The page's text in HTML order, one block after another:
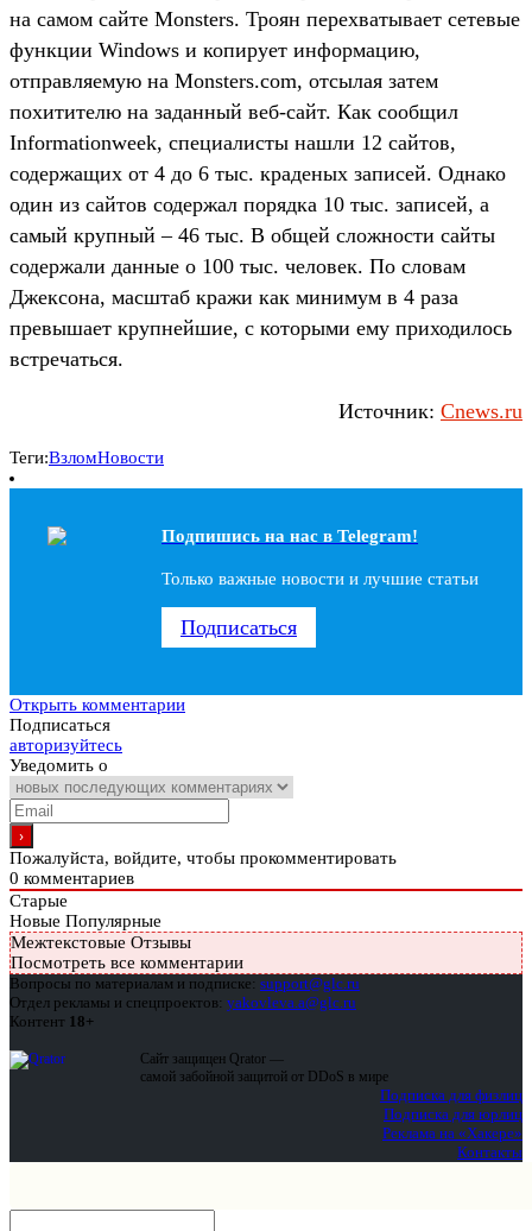
на самом сайте Monsters. Троян перехватывает сетевые
функции Windows и копирует информацию,
отправляемую на Monsters.com, отсылая затем
похитителю на заданный веб-сайт. Как сообщил
Informationweek, специалисты нашли 12 сайтов,
содержащих от 4 до 6 тыс. краденых записей. Однако
один из сайтов содержал порядка 10 тыс. записей, а
самый крупный – 46 тыс. В общей сложности сайты
содержали данные о 100 тыс. человек. По словам
Джексона, масштаб кражи как минимум в 4 раза
превышает крупнейшие, с которыми ему приходилось
встречаться.
Источник: Cnews.ru
Теги:ВзломНовости
Подпишись на наc в Telegram!
Только важные новости и лучшие статьи
Подписаться
Открыть комментарии
Подписаться
авторизуйтесь
Уведомить о
Пожалуйста, войдите, чтобы прокомментировать
0 комментариев
Старые
Новые Популярные
Межтекстовые Отзывы
Посмотреть все комментарии
Вопросы по материалам и подписке: support@glc.ru
Отдел рекламы и спецпроектов: yakovleva.a@glc.ru
Контент 18+
Сайт защищен Qrator —
самой забойной защитой от DDoS в мире
Подписка для физлиц
Подписка для юрлиц
Реклама на «Хакере»
Контакты